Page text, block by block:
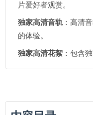
片爱好者观赏。
独家高清音轨 ：高清
的体验。
独家高清花絮 ：包含